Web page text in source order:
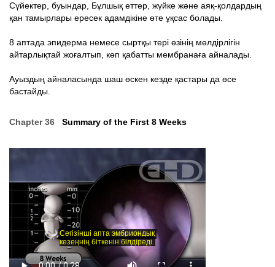
Сүйектер, буындар, Бұлшық еттер, жүйке және аяқ-қолдардың
қан тамырлары ересек адамдікіне өте ұқсас болады.
8 аптада эпидерма немесе сыртқы тері өзінің мөлдірлігін
айтарлықтай жоғалтып, көп қабатты мембранаға айналады.
Ауыздың айналасында шаш өскен кезде қастары да өсе
бастайды.
Chapter 36 Summary of the First 8 Weeks